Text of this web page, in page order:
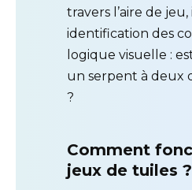
travers l’aire de
identification des
logique visuelle :
un serpent à deux
?
Comment
jeux de tuiles ?